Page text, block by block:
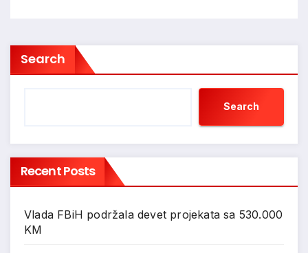
Search
Search
Recent Posts
Vlada FBiH podržala devet projekata sa 530.000
KM